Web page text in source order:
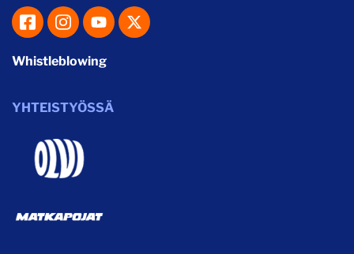
Whistleblowing
YHTEISTYÖSSÄ